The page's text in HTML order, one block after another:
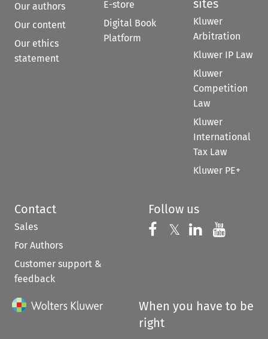
Our authors
Our content
Our ethics
statement
E-store
Digital Book
Platform
sites
Kluwer
Arbitration
Kluwer IP Law
Kluwer
Competition
Law
Kluwer
International
Tax Law
Kluwer PE+
Contact
Sales
For Authors
Customer support &
feedback
Follow us
Follow us on
𝕏 Follow us on
Follow us
When you have to be
right